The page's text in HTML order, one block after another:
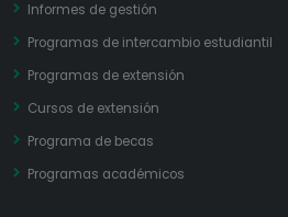
Informes de gestión
Programas de intercambio estudiantil
Programas de extensión
Cursos de extensión
Programa de becas
Programas académicos